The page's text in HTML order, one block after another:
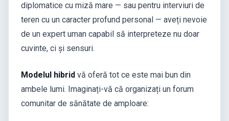
diplomatice cu miză mare — sau pentru interviuri de
teren cu un caracter profund personal — aveți nevoie
de un expert uman capabil să interpreteze nu doar
cuvinte, ci și sensuri.
Modelul hibrid vă oferă tot ce este mai bun din
ambele lumi. Imaginați-vă că organizați un forum
comunitar de sănătate de amploare: